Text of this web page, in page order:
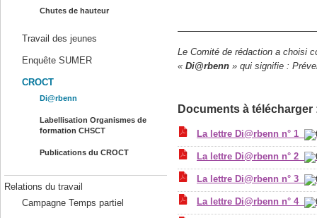
Chutes de hauteur
Travail des jeunes
Enquête SUMER
CROCT
Di@rbenn
Labellisation Organismes de
formation CHSCT
Publications du CROCT
Relations du travail
Campagne Temps partiel
Le Comité de rédaction a choisi
« Di@rbenn » qui signifie :
Documents à télécharger
La lettre Di@rbenn n° 1
La lettre Di@rbenn n° 2
La lettre Di@rbenn n° 3
La lettre Di@rbenn n° 4